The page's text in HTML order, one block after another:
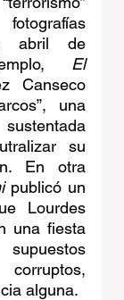
abril de
El
Canseco
una
su
En otra
publicó un
Lourdes
una fiesta
alguna.